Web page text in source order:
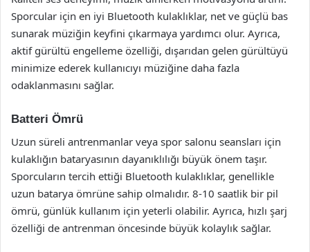
Sporcular için en iyi Bluetooth kulaklıklar, net ve güçlü bas
sunarak müziğin keyfini çıkarmaya yardımcı olur. Ayrıca,
aktif gürültü engelleme özelliği, dışarıdan gelen gürültüyü
minimize ederek kullanıcıyı müziğine daha fazla
odaklanmasını sağlar.
Batteri Ömrü
Uzun süreli antrenmanlar veya spor salonu seansları için
kulaklığın bataryasının dayanıklılığı büyük önem taşır.
Sporcuların tercih ettiği Bluetooth kulaklıklar, genellikle
uzun batarya ömrüne sahip olmalıdır. 8-10 saatlik bir pil
ömrü, günlük kullanım için yeterli olabilir. Ayrıca, hızlı şarj
özelliği de antrenman öncesinde büyük kolaylık sağlar.